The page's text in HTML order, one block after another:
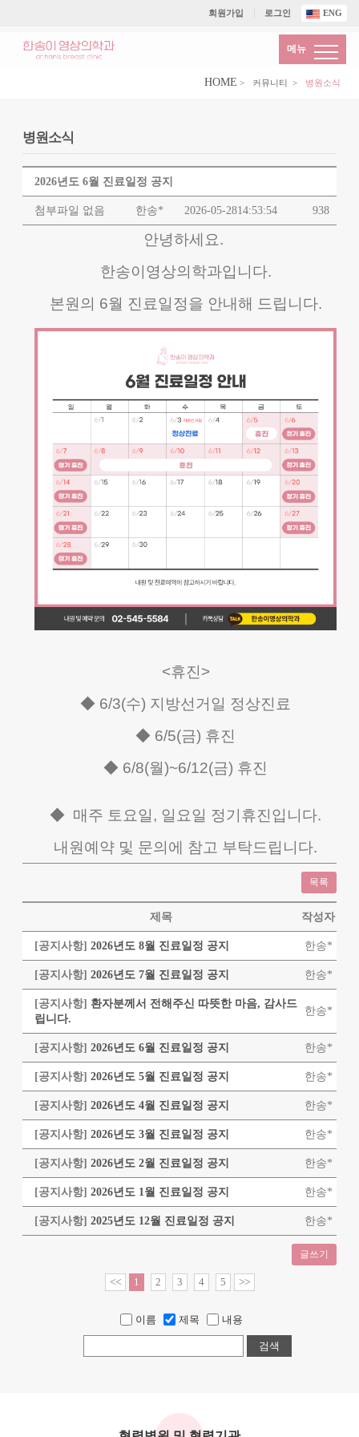
회원가입 로그인 ENG
메뉴
HOME > 커뮤니티 > 병원소식
병원소식
2026년도 6월 진료일정 공지
첨부파일 없음 한송* 2026-05-2814:53:54 938
안녕하세요.
한송이영상의학과입니다.
본원의 6월 진료일정을 안내해 드립니다.
<휴진>
◆ 6/3(수) 지방선거일 정상진료
◆ 6/5(금) 휴진
◆ 6/8(월)~6/12(금) 휴진
◆ 매주 토요일, 일요일 정기휴진입니다.
내원예약 및 문의에 참고 부탁드립니다.
목록
제목 작성자
[공지사항] 2026년도 8월 진료일정 공지 한송*
[공지사항] 2026년도 7월 진료일정 공지 한송*
[공지사항] 환자분께서 전해주신 따뜻한 마음, 감사드
립니다.
한송*
[공지사항] 2026년도 6월 진료일정 공지 한송*
[공지사항] 2026년도 5월 진료일정 공지 한송*
[공지사항] 2026년도 4월 진료일정 공지 한송*
[공지사항] 2026년도 3월 진료일정 공지 한송*
[공지사항] 2026년도 2월 진료일정 공지 한송*
[공지사항] 2026년도 1월 진료일정 공지 한송*
[공지사항] 2025년도 12월 진료일정 공지 한송*
글쓰기
<< 1 2 3 4 5 >>
이름 제목 내용
검색